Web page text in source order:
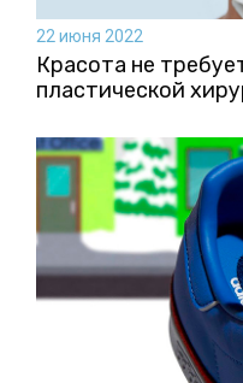
22 июня 2022
Красота не
пластической